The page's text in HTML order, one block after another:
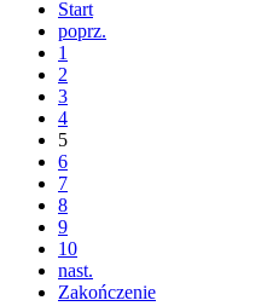
Start
poprz.
1
2
3
4
5
6
7
8
9
10
nast.
Zakończenie